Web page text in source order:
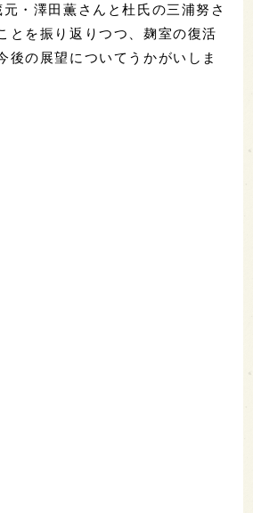
・澤田薫さんと杜氏の三浦努さ
とを振り返りつつ、麹室の復活
後の展望についてうかがいしま